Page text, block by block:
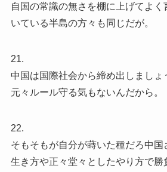
自国の常識の無さを棚に上げてよ
いている半島の方々も同じだが。
21.
中国は国際社会から締め出しましょ
元々ルール守る気もないんだから。
22.
そもそもが自分が蒔いた種だろ中国
生き方や正々堂々としたやり方で勝